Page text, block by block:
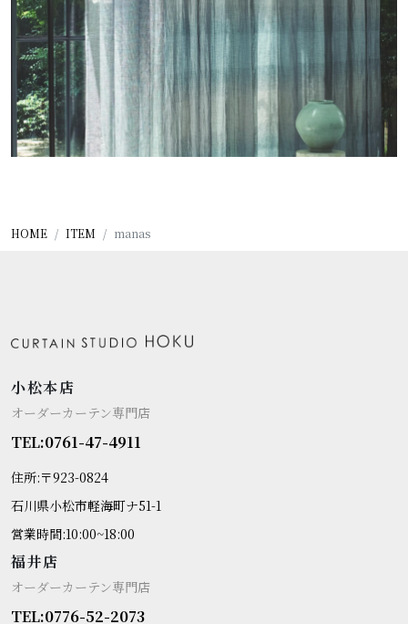
HOME ITEM manas
小松本店
オーダーカーテン専門店
TEL:0761-47-4911
住所:〒923-0824
石川県小松市軽海町ナ51-1
営業時間:10:00~18:00
福井店
オーダーカーテン専門店
TEL:0776-52-2073